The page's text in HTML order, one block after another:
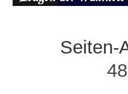
Seiten-